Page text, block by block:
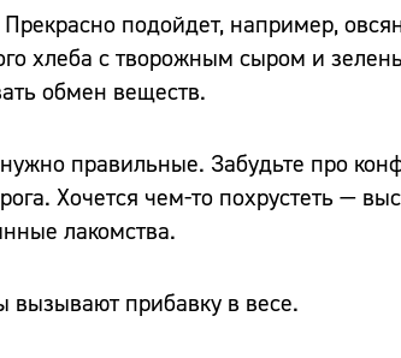
подойдет, например,
хлеба с творожным сыром и
обмен веществ.
правильные. Забудьте про
Хочется чем-то похрустеть —
лакомства.
вызывают прибавку в весе.